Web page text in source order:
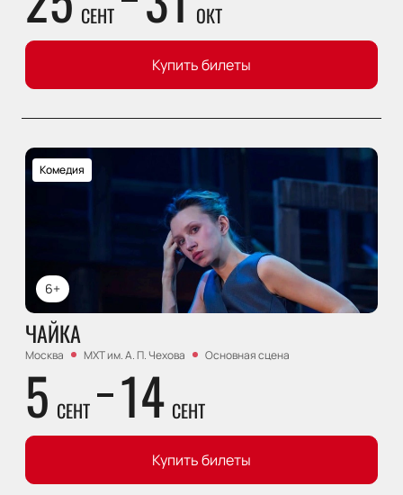
СЕНТ ОКТ
Купить билеты
6+
Комедия
ЧАЙКА
Москва МХТ им. А. П. Чехова Основная сцена
5 СЕНТ 14 СЕНТ
Купить билеты